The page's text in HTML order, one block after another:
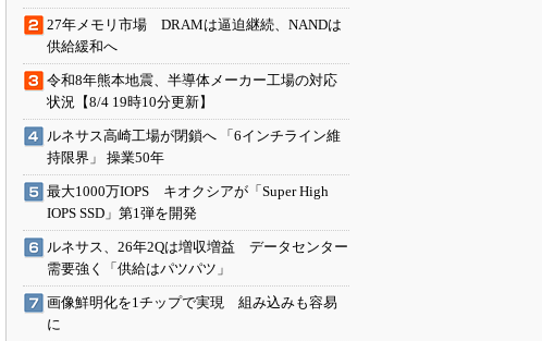
27年メモリ市場 DRAMは逼迫継続、NANDは
供給緩和へ
令和8年熊本地震、半導体メーカー工場の対応
状況【8/4 19時10分更新】
ルネサス高崎工場が閉鎖へ 「6インチライン維
持限界」 操業50年
最大1000万IOPS キオクシアが「Super High
IOPS SSD」第1弾を開発
ルネサス、26年2Qは増収増益 データセンター
需要強く「供給はパツパツ」
画像鮮明化を1チップで実現 組み込みも容易
に